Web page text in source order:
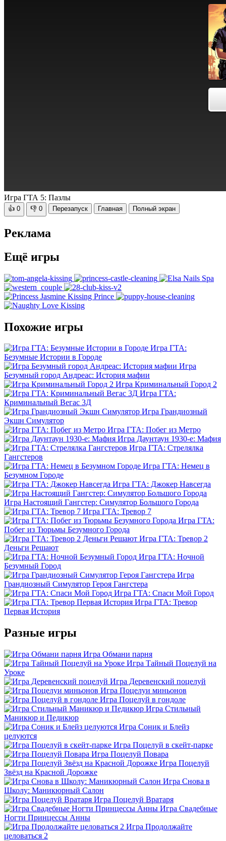
Игра ГТА 5: Пазлы
👍 0 👎 0 Перезапуск Главная Полный экран
Реклама
Ещё игры
Похожие игры
Игра ГТА:
Безумные Истории в Городе
Игра
Безумный город Андреас: История мафии
Игра Криминальный Город 2
Игра ГТА:
Криминальный Вегас 3Д
Игра Грандиозный
Экшн Симулятор
Игра ГТА: Побег из Метро
Игра Даунтаун 1930-е: Мафия
Игра ГТА: Стрелялка
Гангстеров
Игра ГТА: Немец в
Безумном Городе
Игра ГТА: Джокер Навсегда
Игра Настоящий Гангстер: Симулятор Большого Города
Игра ГТА: Тревор 7
Игра ГТА:
Побег из Тюрьмы Безумного Города
Игра ГТА: Тревор 2
Деньги Решают
Игра ГТА: Ночной
Безумный Город
Игра
Грандиозный Симулятор Героя Гангстера
Игра ГТА: Спаси Мой Город
Игра ГТА: Тревор
Первая История
Разные игры
Игра Обмани парня
Игра Тайный Поцелуй на
Уроке
Игра Деревенский поцелуй
Игра Поцелуи миньонов
Игра Поцелуй в гондоле
Игра Стильный
Маникюр и Педикюр
Игра Соник и Блейз
целуются
Игра Поцелуй в скейт-парке
Игра Поцелуй Повара
Игра Поцелуй
Звёзд на Красной Дорожке
Игра Снова в
Школу: Маникюрный Салон
Игра Поцелуй Вратаря
Игра Свадебные
Ногти Принцессы Анны
Игра Продолжайте
целоваться 2